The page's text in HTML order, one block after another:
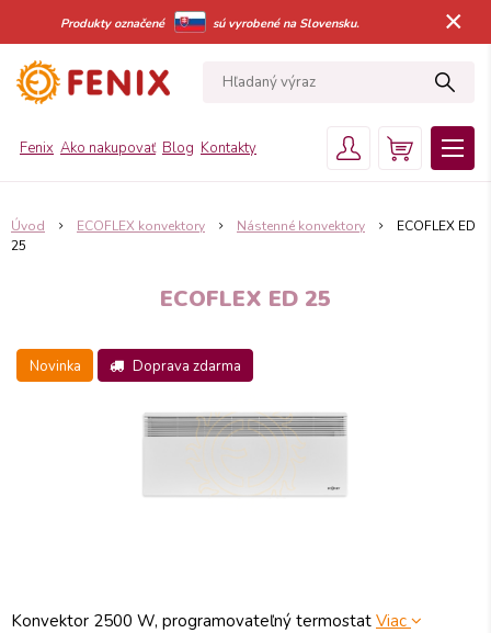
Produkty označené sú vyrobené na Slovensku. ×
Fenix Ako nakupovať Blog Kontakty
Úvod ECOFLEX konvektory Nástenné konvektory
ECOFLEX ED
25
ECOFLEX ED 25
Novinka Doprava zdarma
Konvektor 2500 W, programovateľný termostat Viac